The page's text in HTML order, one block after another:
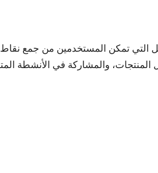
التي تمكن المستخدمين من جمع
والمشاركة في الأنشطة